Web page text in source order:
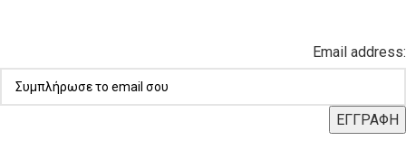
Email address: